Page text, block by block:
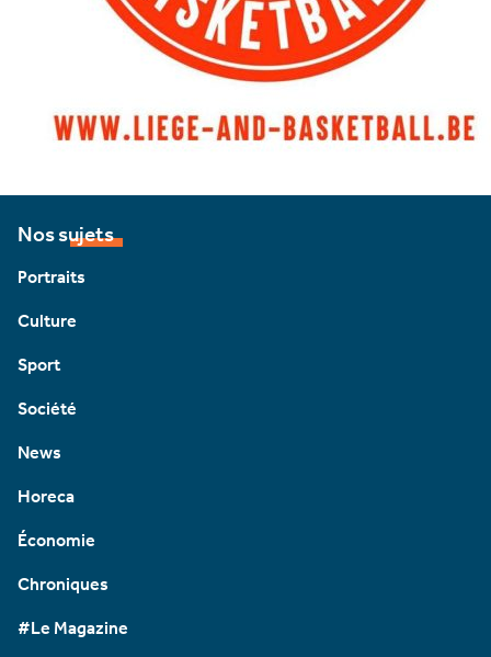
Nos sujets
Portraits
Culture
Sport
Société
News
Horeca
Économie
Chroniques
#Le Magazine